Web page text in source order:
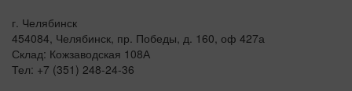
г. Челябинск
454084, Челябинск, пр. Победы, д. 160, оф 427а
Склад: Кожзаводская 108А
Тел: +7 (351) 248-24-36